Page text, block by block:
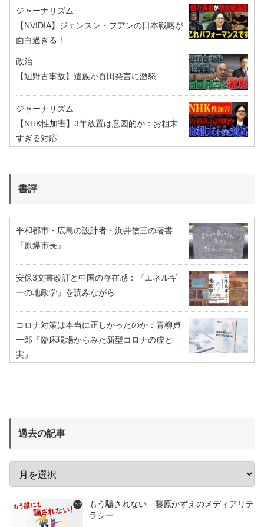
ジャーナリズム
【NVIDIA】ジェンスン・フアンの日本戦略が
面白過ぎる！
政治
【辺野古事故】遺族が百田発言に激怒
ジャーナリズム
【NHK性加害】3年放置は意図的か：お粗末
すぎる対応
書評
平和都市・広島の設計者・浜井信三の著書
『原爆市長』
安保3文書改訂と中国の存在感：『エネルギ
ーの地政学』を読みながら
コロナ対策は本当に正しかったのか：青柳貞
一郎『臨床現場からみた新型コロナの虚と
実』
過去の記事
もう騙されない 藤原かずえのメディアリテ
ラシー